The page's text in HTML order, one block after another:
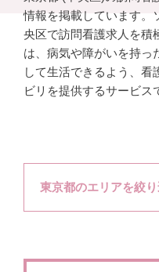
情報を掲載しています。
央区で訪問看護求人を積
は、病気や障がいを持っ
して生活できるよう、看
ビリを提供するサービス
東京都のエリアを絞